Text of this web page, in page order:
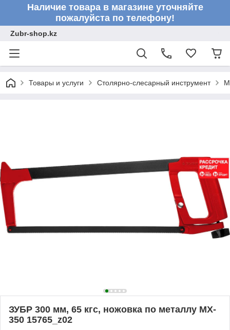
Наличие товара в магазине уточняйте
пожалуйста по телефону!
Zubr-shop.kz
Товары и услуги Столярно-слесарный инструмент
ЗУБР 300 мм, 65 кгс, ножовка по металлу MX-
350 15765_z02